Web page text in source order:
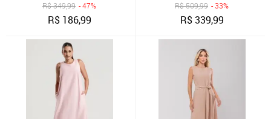
R$349,99 - 47%
R$ 186,99
R$509,99 - 33%
R$339,99